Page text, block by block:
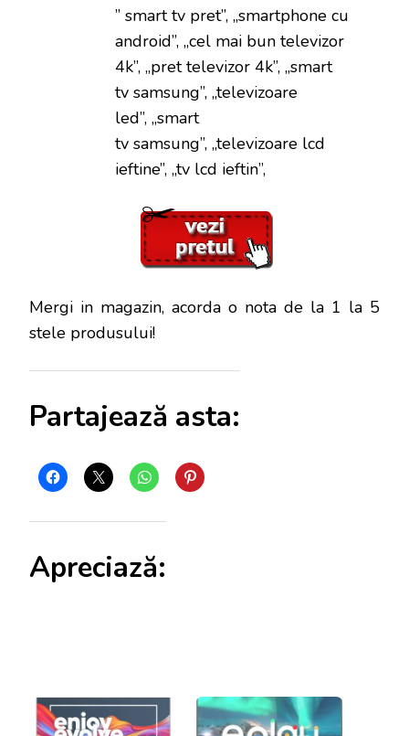
” smart tv pret”, „smartphone cu
android”, „cel mai bun televizor
4k”, „pret televizor 4k”, „smart
tv samsung”, „televizoare
led”, „smart
tv samsung”, „televizoare lcd
ieftine”, „tv lcd ieftin”,
Mergi in magazin, acorda o nota de la 1 la 5
stele produsului!
Partajează asta:
Apreciază: